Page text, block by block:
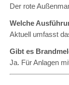
Der rote
Welche
Aktuell umfasst
Gibt es
Ja. Für Anlagen